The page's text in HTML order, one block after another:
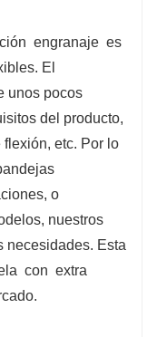
engranaje es
El
unos pocos
del producto,
etc. Por lo
o
nuestros
necesidades. Esta
con extra